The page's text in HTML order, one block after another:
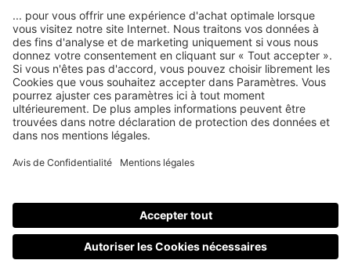
Mentions légales
nubert sur le web
Modes de paiement
Tous les prix incluent la TVA, plus les fraisd'expédition